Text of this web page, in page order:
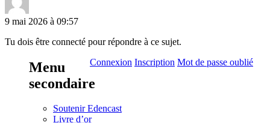
9 mai 2026 à 09:57
Tu dois être connecté pour répondre à ce sujet.
Connexion Inscription Mot de passe oublié
Menu
secondaire
Soutenir Edencast
Livre d’or